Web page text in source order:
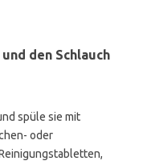
den Schlauch
spüle sie mit
oder